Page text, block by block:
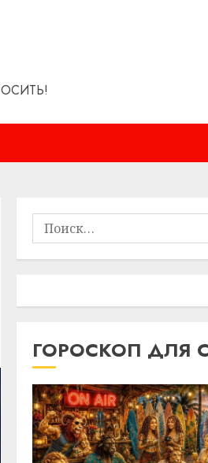
Найти:
ГОРОСКОП ДЛЯ